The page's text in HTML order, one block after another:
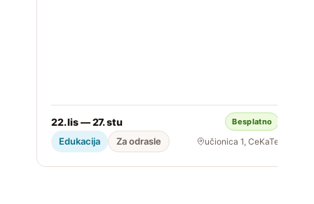
22. lis — 27. stu Besplatno
Edukacija Za odrasle učionica 1, CeKaTe